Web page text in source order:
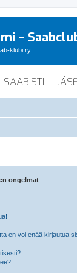
–
klubi ry
SAABISTI
ongelmat
en voi enää kirjautua